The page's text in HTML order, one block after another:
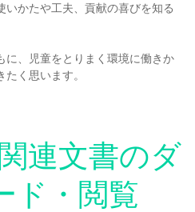
防止基本方針
について
ある質問
いかたや工夫、貢献の喜びを知る
に、児童をとりまく環境に働きか
く思います。
連文書のダ
ド・閲覧